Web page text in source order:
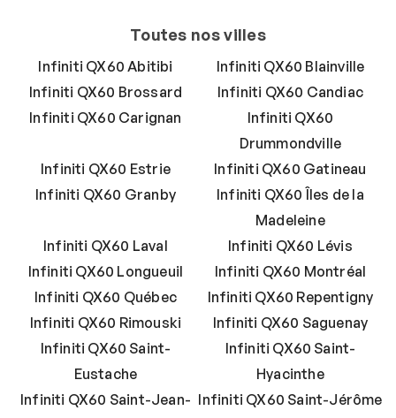
Toutes nos villes
Infiniti QX60 Abitibi
Infiniti QX60 Blainville
Infiniti QX60 Brossard
Infiniti QX60 Candiac
Infiniti QX60 Carignan
Infiniti QX60
Drummondville
Infiniti QX60 Estrie
Infiniti QX60 Gatineau
Infiniti QX60 Granby
Infiniti QX60 Îles de la
Madeleine
Infiniti QX60 Laval
Infiniti QX60 Lévis
Infiniti QX60 Longueuil
Infiniti QX60 Montréal
Infiniti QX60 Québec
Infiniti QX60 Repentigny
Infiniti QX60 Rimouski
Infiniti QX60 Saguenay
Infiniti QX60 Saint-
Eustache
Infiniti QX60 Saint-
Hyacinthe
Infiniti QX60 Saint-Jean- Infiniti QX60 Saint-Jérôme